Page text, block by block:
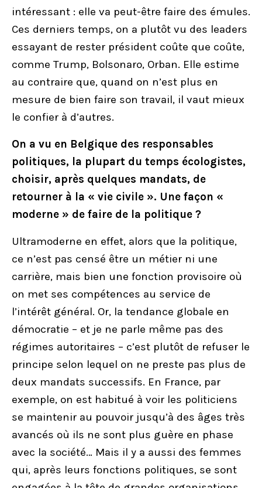
intéressant : elle va peut-être faire des émules.
Ces derniers temps, on a plutôt vu des leaders
essayant de rester président coûte que coûte,
comme Trump, Bolsonaro, Orban. Elle estime
au contraire que, quand on n’est plus en
mesure de bien faire son travail, il vaut mieux
le confier à d’autres.
On a vu en Belgique des responsables
politiques, la plupart du temps écologistes,
choisir, après quelques mandats, de
retourner à la « vie civile ». Une façon «
moderne » de faire de la politique ?
Ultramoderne en effet, alors que la politique,
ce n’est pas censé être un métier ni une
carrière, mais bien une fonction provisoire où
on met ses compétences au service de
l’intérêt général. Or, la tendance globale en
démocratie – et je ne parle même pas des
régimes autoritaires – c’est plutôt de refuser le
principe selon lequel on ne preste pas plus de
deux mandats successifs. En France, par
exemple, on est habitué à voir les politiciens
se maintenir au pouvoir jusqu’à des âges très
avancés où ils ne sont plus guère en phase
avec la société… Mais il y a aussi des femmes
qui, après leurs fonctions politiques, se sont